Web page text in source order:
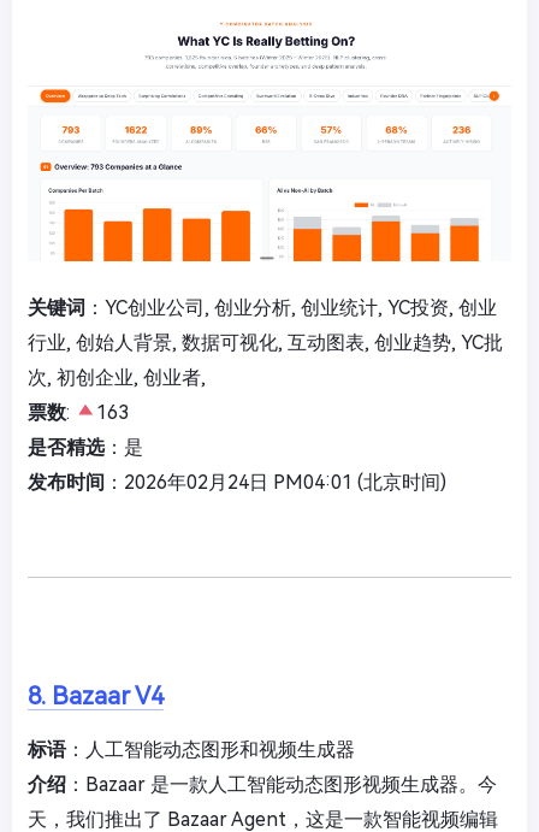
关键词 ：YC创业公司, 创业分析, 创业统计, YC投资, 创业
行业, 创始人背景, 数据可视化, 互动图表, 创业趋势, YC批
次, 初创企业, 创业者,
票数:
163
是否精选：是
发布时间 ：2026年02月24日 PM04:01 (北京时间)
8. Bazaar V4
标语：人工智能动态图形和视频生成器
介绍 ：Bazaar 是一款人工智能动态图形视频生成器。今
天，我们推出了 Bazaar Agent，这是一款智能视频编辑